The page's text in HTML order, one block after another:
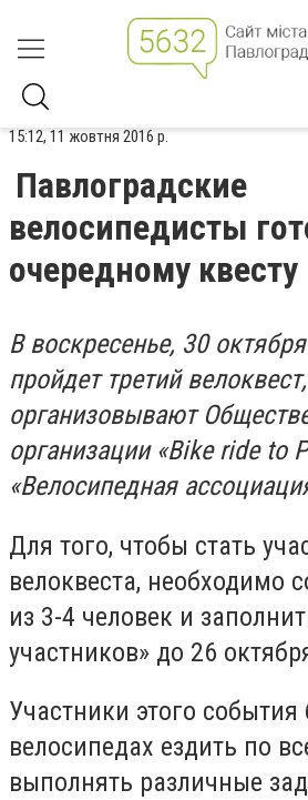
15:12, 11 жовтня 2016 р.
Павлоградские
велосипедисты
очередному квесту
В воскресенье, 30
пройдет третий
организовывают
организации «Bike ride to
«Велосипедная
Для того, чтобы стать
велоквеста, необходимо
из 3-4 человек и
участников» до 26
Участники этого события
велосипедах ездить по
выполнять различные